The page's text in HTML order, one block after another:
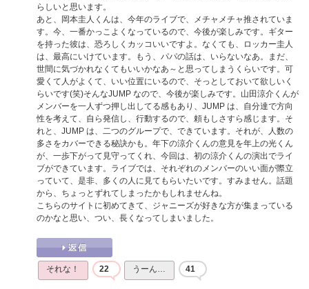
らしいと思います。
あと、岡本圭人くんは、今年のライブで、メチャメチャ推されていま
す。今、一番かっこよくなっているので、今後が楽しみです。ギター
を持った彼は、恐ろしくカッコいいですよ。なくても、ロッカー圭人
は、最高にいけています。もう、パパの話は、いらないなあ。まだ、
世間に気づかれなくてもいいかなあ～と思ってしまうくらいです。可
愛くて人がよくて、いい位置にいるので、そっとしておいて欲しいく
らいです(笑)そんなJUMP なので、今後が楽しみです。山田涼介くんが
メンバーを一人ずつ押し出してる感もあり、JUMP は、自分達で方向
性を考えて、自ら発信し、行動するので、頼もしさすら感じます。そ
れと、JUMP は、二つのグループで、できています。それが、人数の
多さをカバーできる秘訣かも。年下の涼介くんの意見を年上の光くん
が、一歩下がって見守ってくれ、今回は、初の涼介くんの演出でライ
ブができています。ライブでは、それぞれのメンバーのいい面が際立
っていて、是非、多くの人に見てもらいたいです。すみません。話題
から、ちょっとずれてしまったかもしれませんね。
こちらのサイトに初めてきて、ジャニーズが好きな方が集まっている
のかなと思い、つい、長くなってしまいました。
それな！ 22 うーん… 41